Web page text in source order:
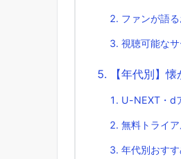
ファンが語
視聴可能な
【年代別】
U-NEXT・d
無料トライ
年代別おす